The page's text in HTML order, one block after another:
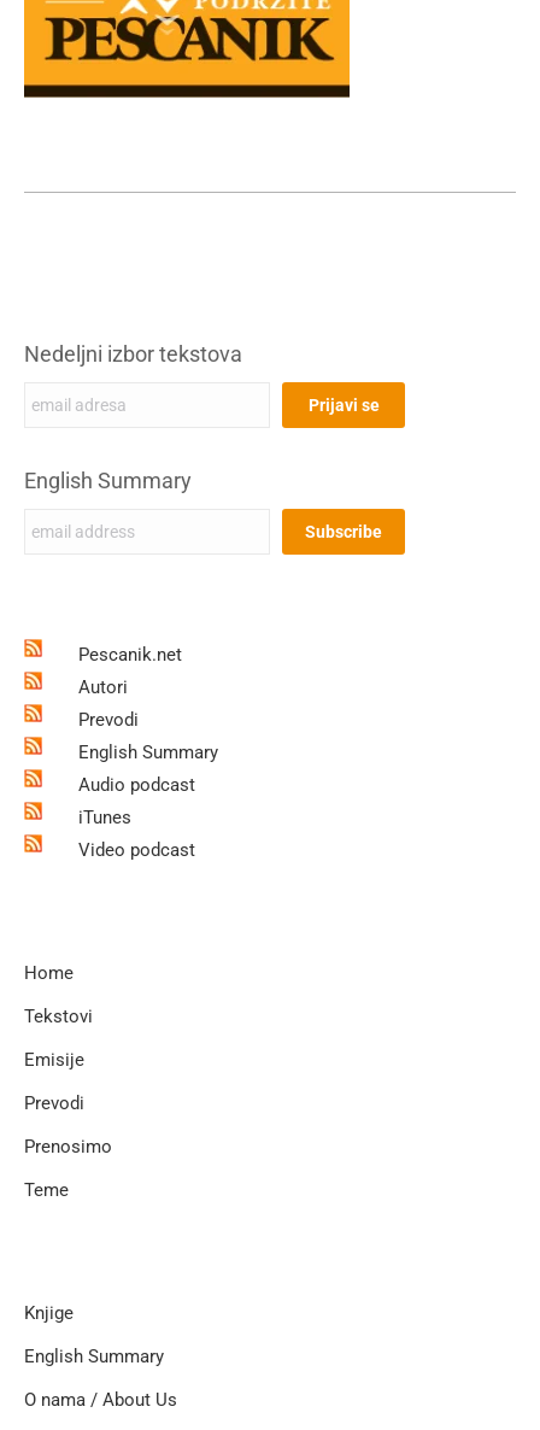
Nedeljni izbor tekstova
English Summary
Pescanik.net
Autori
Prevodi
English Summary
Audio podcast
iTunes
Video podcast
Home
Tekstovi
Emisije
Prevodi
Prenosimo
Teme
Knjige
English Summary
O nama / About Us